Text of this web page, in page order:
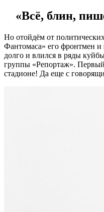
«Всё, блин,
Но отойдём от
Фантомаса» его фронтмен и
долго и влился в ряды
группы «Репортаж». Первый
стадионе! Да еще с